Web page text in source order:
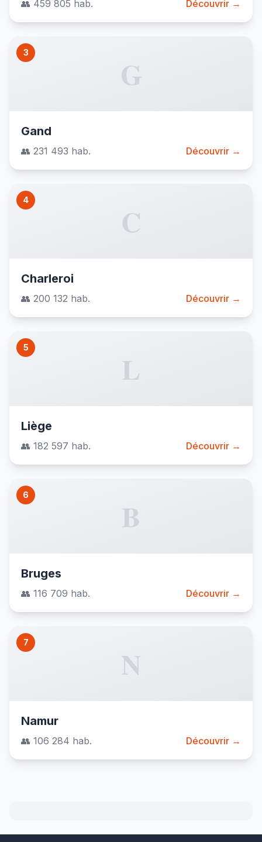
👥 459 805 hab. Découvrir →
3
G
Gand
👥 231 493 hab. Découvrir →
4
C
Charleroi
👥 200 132 hab. Découvrir →
5
L
Liège
👥 182 597 hab. Découvrir →
6
B
Bruges
👥 116 709 hab. Découvrir →
7
N
Namur
👥 106 284 hab. Découvrir →